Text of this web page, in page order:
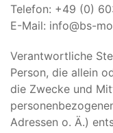
Telefon: +49 (0)
E-Mail: info@bs-
Verantwortliche
Person, die allein
die Zwecke und
Adressen o. Ä.)